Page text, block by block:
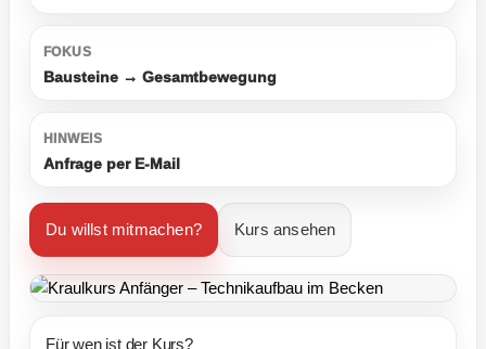
FOKUS
Bausteine → Gesamtbewegung
HINWEIS
Anfrage per E-Mail
Du willst mitmachen? Kurs ansehen
Für wen ist der Kurs?